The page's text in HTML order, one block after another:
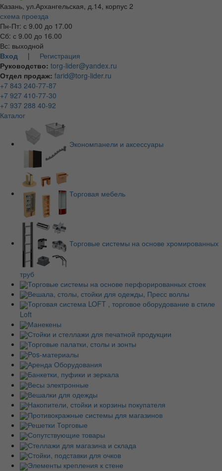
Казань, ул.Архангельская, д.14, корпус 2
схема проезда
Пн-Пт: с 9.00 до 17.00
Сб: с 9.00 до 16.00
Вс: выходной
Вход | Регистрация
Руководство: torg-lider@yandex.ru
Отдел продаж: farid@torg-lider.ru
+7 843 240-77-87
+7 927 410-77-30
+7 937 288 40-92
Каталог
Экономпанели и аксессуары
Торговая мебель
Торговые системы на основе хромированных
труб
Торговые системы на основе перфорированных стоек
Вешала, столы, стойки для одежды, Пресс воллы
Торговая система LOFT , торговое оборудование в стиле
Loft
Манекены
Стойки и стеллажи для печатной продукции
Торговые палатки, столы и зонты
Pos-материалы
Аренда Оборудования
Банкетки, пуфики и зеркала
Весы электронные
Вешалки для одежды
Накопители, стойки и корзины покупателя
Противокражные системы для магазинов
Решетки Торговые
Сопутствующие товары
Стеллажи для магазина и склада
Стойки, подставки для очков
Элементы крепления к стене